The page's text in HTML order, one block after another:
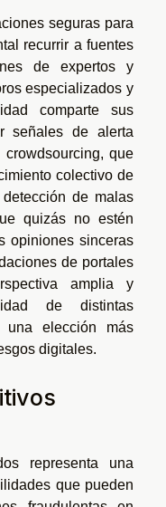
seguras para
recurrir a fuentes
de expertos y
especializados y
comparte sus
señales de alerta
que
colectivo de
de malas
quizás no estén
opiniones sinceras
de portales
amplia y
de distintas
una elección más
digitales.
representa una
que pueden